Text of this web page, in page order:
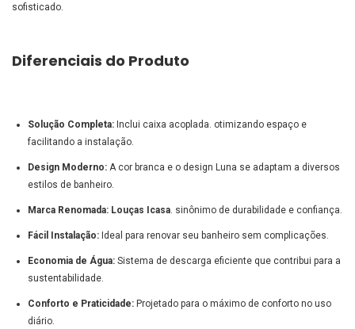
sofisticado.
Diferenciais do Produto
Solução Completa: Inclui caixa acoplada. otimizando espaço e
facilitando a instalação.
Design Moderno: A cor branca e o design Luna se adaptam a diversos
estilos de banheiro.
Marca Renomada: Louças Icasa. sinônimo de durabilidade e confiança.
Fácil Instalação: Ideal para renovar seu banheiro sem complicações.
Economia de Água: Sistema de descarga eficiente que contribui para a
sustentabilidade.
Conforto e Praticidade: Projetado para o máximo de conforto no uso
diário.